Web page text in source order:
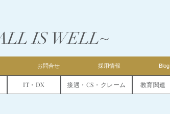
IS WELL~
お問合せ 採用情報 Blog
IT・DX 接遇・CS・クレーム 教育関連